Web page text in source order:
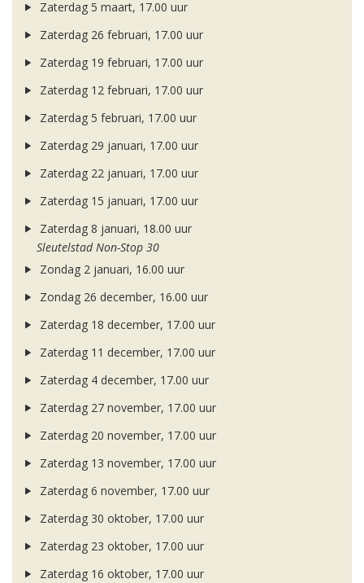
Zaterdag 5 maart, 17.00 uur
Zaterdag 26 februari, 17.00 uur
Zaterdag 19 februari, 17.00 uur
Zaterdag 12 februari, 17.00 uur
Zaterdag 5 februari, 17.00 uur
Zaterdag 29 januari, 17.00 uur
Zaterdag 22 januari, 17.00 uur
Zaterdag 15 januari, 17.00 uur
Zaterdag 8 januari, 18.00 uur
Sleutelstad Non-Stop 30
Zondag 2 januari, 16.00 uur
Zondag 26 december, 16.00 uur
Zaterdag 18 december, 17.00 uur
Zaterdag 11 december, 17.00 uur
Zaterdag 4 december, 17.00 uur
Zaterdag 27 november, 17.00 uur
Zaterdag 20 november, 17.00 uur
Zaterdag 13 november, 17.00 uur
Zaterdag 6 november, 17.00 uur
Zaterdag 30 oktober, 17.00 uur
Zaterdag 23 oktober, 17.00 uur
Zaterdag 16 oktober, 17.00 uur